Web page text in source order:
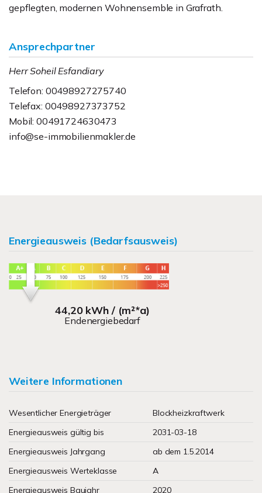
gepflegten, modernen Wohnensemble in Grafrath.
Ansprechpartner
Herr Soheil Esfandiary
Telefon: 00498927275740
Telefax: 00498927373752
Mobil: 00491724630473
info@se-immobilienmakler.de
Energieausweis (Bedarfsausweis)
44,20 kWh / (m²*a)
Endenergiebedarf
Weitere Informationen
Wesentlicher Energieträger
Blockheizkraftwerk
Energieausweis gültig bis
2031-03-18
Energieausweis Jahrgang
ab dem 1.5.2014
Energieausweis Werteklasse
A
Energieausweis Baujahr
2020